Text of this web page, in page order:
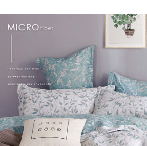
４．使用「AFTEE先享後付」時，將依據個別帳
時審查核予不同之上限額度；若仍有額度不足之
請求用戶進行身份認證。
恩沛科技股份有限公司將有權停止該用戶之使用